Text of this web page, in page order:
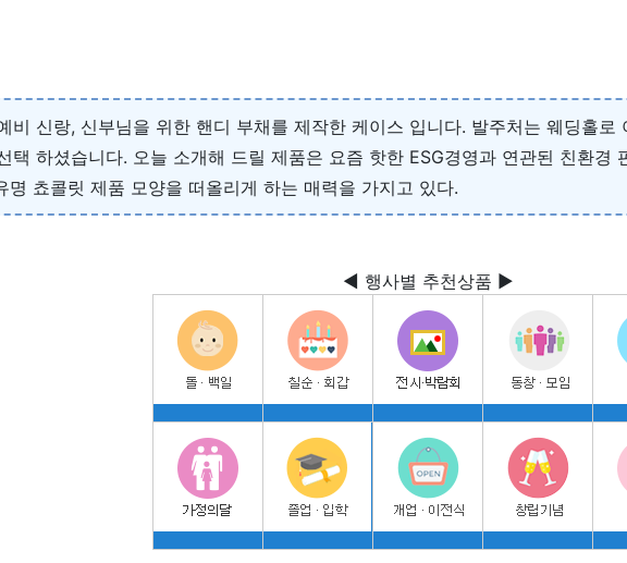
비 신랑, 신부님을 위한 핸디 부채를 제작한 케이스 입니다. 발주처는 웨딩홀
택 하셨습니다. 오늘 소개해 드릴 제품은 요즘 핫한 ESG경영과 연관된 친환경
명 쵸콜릿 제품 모양을 떠올리게 하는 매력을 가지고 있다.
◀ 행사별 추천상품 ▶